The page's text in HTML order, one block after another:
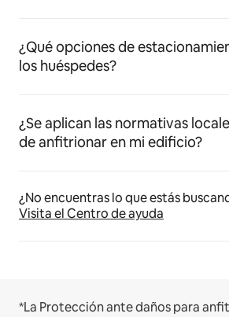
¿Qué opciones de
los huéspedes?
¿Se aplican las normativas
de anfitrionar en mi edificio?
¿No encuentras lo que estás
Visita el Centro de ayuda
*La Protección ante daños para